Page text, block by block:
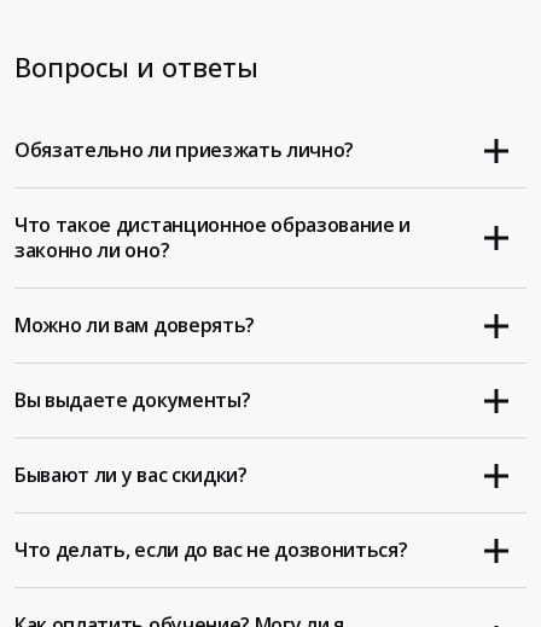
Вопросы и ответы
Обязательно ли приезжать лично?
Что такое дистанционное образование и
законно ли оно?
Можно ли вам доверять?
Вы выдаете документы?
Бывают ли у вас скидки?
Что делать, если до вас не дозвониться?